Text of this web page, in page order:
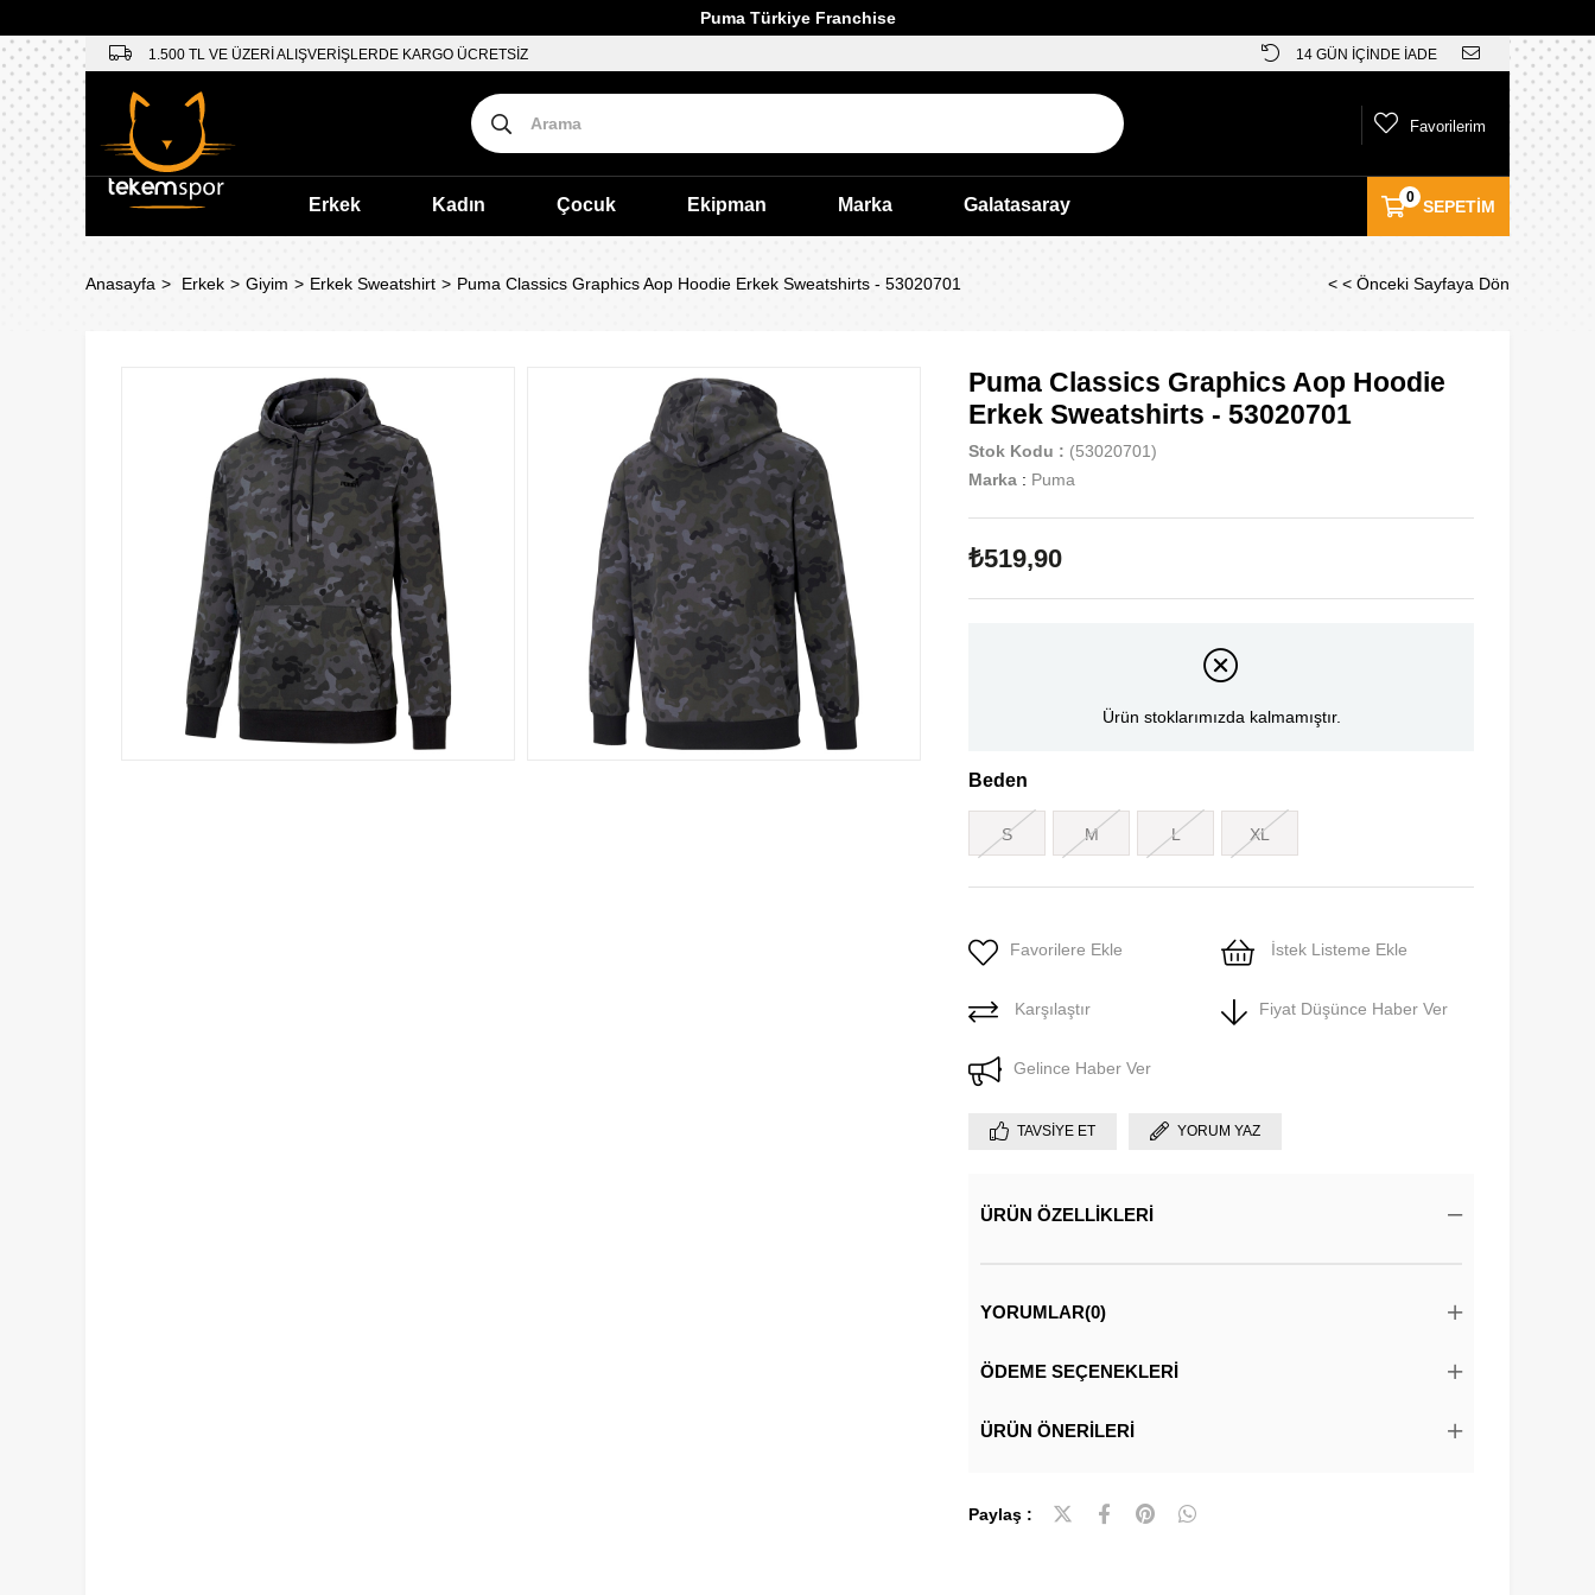
Puma Türkiye Franchise
1.500 TL VE ÜZERİ ALIŞVERİŞLERDE KARGO ÜCRETSİZ 14 GÜN İÇİNDE İADE
SEPETIM
0
Favorilerim
Erkek Kadın Çocuk Ekipman Marka Galatasaray
Anasayfa Erkek Giyim Erkek Sweatshirt Puma Classics Graphics Aop Hoodie Erkek Sweatshirts - 53020701 < < Önceki Sayfaya Dön
Puma Classics Graphics Aop Hoodie
Erkek Sweatshirts - 53020701
Stok Kodu
(53020701)
Marka : Puma
₺519,90
Ürün stoklarımızda kalmamıştır.
Beden
S M L XL
Favorilere Ekle İstek Listeme Ekle
Karşılaştır Fiyat Düşünce Haber Ver
Gelince Haber Ver
TAVSIYE ET YORUM YAZ
ÜRÜN ÖZELLIKLERI
YORUMLAR(0)
ÖDEME SEÇENEKLERI
ÜRÜN ÖNERILERI
Paylaş :